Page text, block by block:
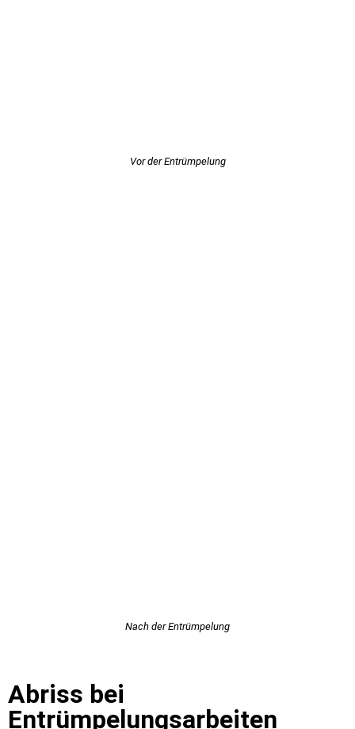
Vor der Entrümpelung
Nach der Entrümpelung
Abriss bei
Entrümpelungsarbeiten